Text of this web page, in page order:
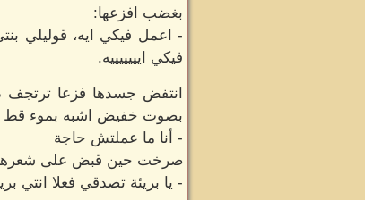
بغضب افزعها:
- اعمل فيكي ايه، قوليلي
فيكي ايييييييه.
انتفض جسدها فزعا ترتجف
بصوت خفيض اشبه بموء قط
- أنا ما عملتش حاجة
صرخت حين قبض على شعرها
- يا بريئة تصدقي فعلا انتي